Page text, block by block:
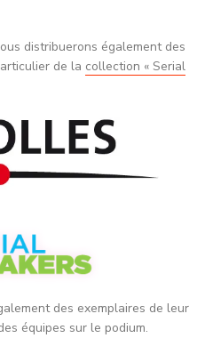
distribuerons également des
de la collection « Serial
des exemplaires de leur
équipes sur le podium.